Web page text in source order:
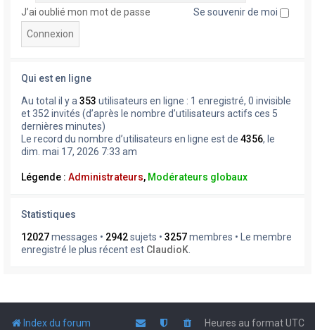
J’ai oublié mon mot de passe Se souvenir de moi
Qui est en ligne
Au total il y a 353 utilisateurs en ligne : 1 enregistré, 0 invisible
et 352 invités (d’après le nombre d’utilisateurs actifs ces 5
dernières minutes)
Le record du nombre d’utilisateurs en ligne est de 4356, le
dim. mai 17, 2026 7:33 am
Légende : Administrateurs, Modérateurs globaux
Statistiques
12027messages • 2942sujets • 3257membres • Le membre
enregistré le plus récent est ClaudioK
Index du forum Heures au formatUTC